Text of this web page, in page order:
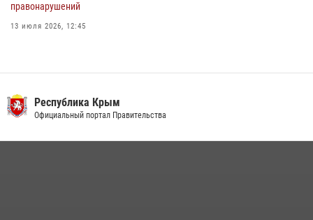
правонарушений
13 июля 2026, 12:45
Росгвардейцы Крыма и Севастополя отметили День Крещения Руси
Республика Крым
Официальный портал Правительства